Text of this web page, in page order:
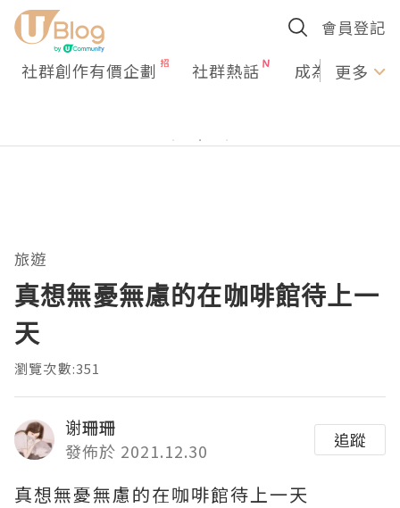
會員登記
社群創作有價企劃 社群熱話 成為U更多
旅遊
真想無憂無慮的在咖啡館待上一
天
瀏覽次數:351
谢珊珊
發佈於 2021.12.30
追蹤
真想無憂無慮的在咖啡館待上一天 ​​​​